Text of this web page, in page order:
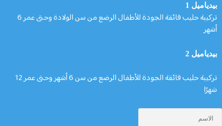
بيدياميل 1
تركيبة حليب فائقة الجودة للأطفال الرضع من سن الولادة وحتى عمر 6
أشهر
بيدياميل 2
تركيبة حليب فائقة الجودة للأطفال الرضع من سن 6 أشهر وحتى عمر 12
شهرًا